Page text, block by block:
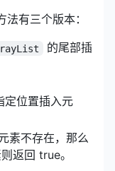
法有三个版本：
的尾部插
定位置插入元
素不存在，那么
返回 true。